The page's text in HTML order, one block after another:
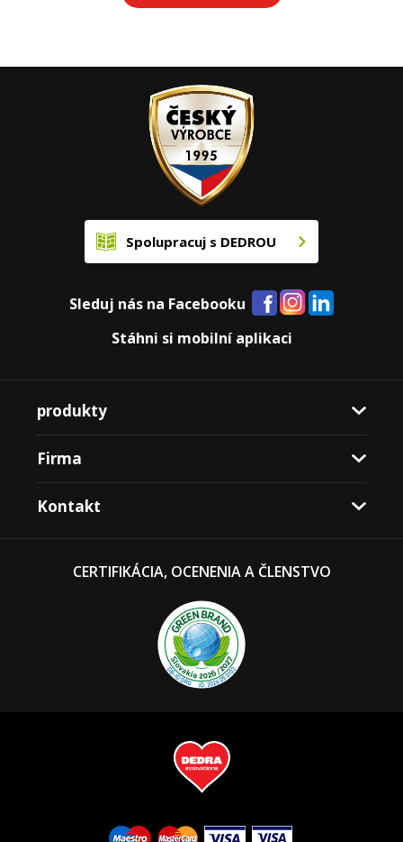
Spolupracuj s DEDROU
Sleduj nás na Facebooku
Stáhni si mobilní aplikaci
produkty
Firma
Kontakt
CERTIFIKÁCIA, OCENENIA A ČLENSTVO